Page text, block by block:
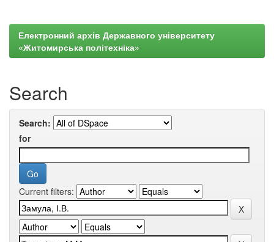
Електронний архів Державного університету
«Житомирська політехніка»
Search
Search:
for
Current filters: